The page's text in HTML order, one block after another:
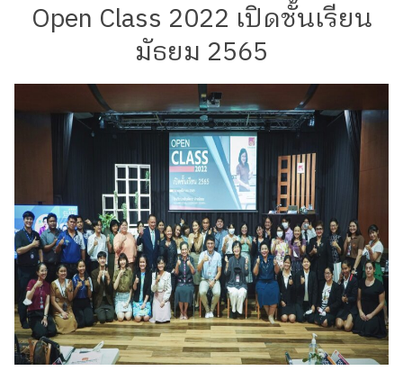
Open Class 2022 เปิดชั้นเรียน
มัธยม 2565